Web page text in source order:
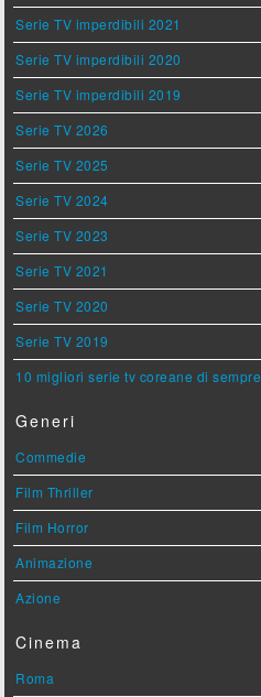
Serie TV imperdibili 2021
Serie TV imperdibili 2020
Serie TV imperdibili 2019
Serie TV 2026
Serie TV 2025
Serie TV 2024
Serie TV 2023
Serie TV 2021
Serie TV 2020
Serie TV 2019
10 migliori serie tv coreane di sempre
Generi
Commedie
Film Thriller
Film Horror
Animazione
Azione
Cinema
Roma